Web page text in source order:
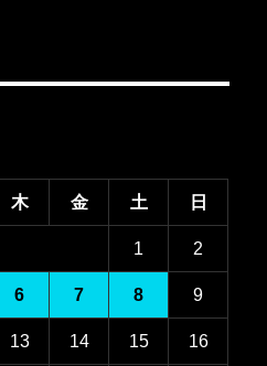
木 金 土 日
1 2
6 7 8 9
13 14 15 16